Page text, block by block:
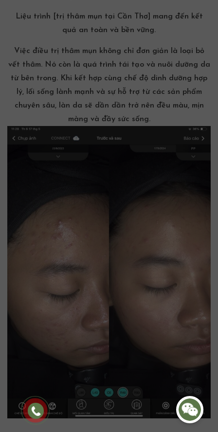
Liệu trình [trị thâm mụn tại Cần Thơ]
mang đến kết
quả an toàn và bền vững.
Việc điều trị thâm mụn không chỉ đơn giản là loại bỏ
vết thâm. Nó còn là quá trình tái tạo và nuôi dưỡng da
từ bên trong. Khi kết hợp cùng chế độ dinh dưỡng hợp
lý, lối sống lành mạnh và sự hỗ trợ từ các sản phẩm
chuyên sâu, làn da sẽ dần dần trở nên đều màu, mịn
màng và đầy sức sống.